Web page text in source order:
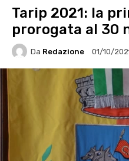
Tarip 2021: la
prorogata al 30
Da Redazione 01/10/